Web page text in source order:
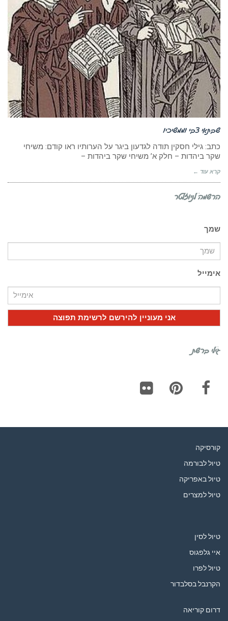
שבתאי צבי וממשיכיו
כתב: גילי חסקין תודה לגדעון ביגר על הערותיו ראו קודם: משיחי
שקר ביהדות – חלק א’ משיחי שקר ביהדות –
קרא עוד ←
הרשמה לניוזלטר
שמך
אימייל
גילי ברשת
קורסיקה
טיול לבורמה
טיול באפריקה
טיול למצרים
טיול לסין
איי גלפגוס
טיול לפרו
הקרנבל בסלבדור
דרום קוריאה